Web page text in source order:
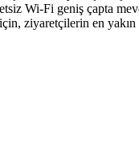
Wi-Fi geniş çapta
ziyaretçilerin en